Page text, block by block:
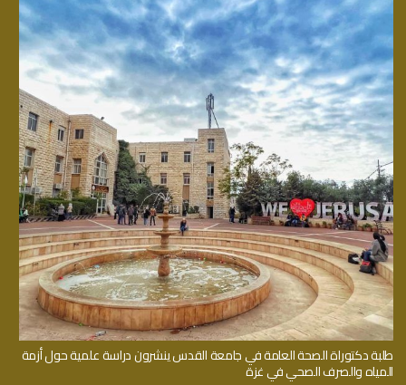
طلبة دكتوراة الصحة العامة في جامعة القدس ينشرون دراسة علمية حول أزمة
المياه والصرف الصحي في غزة